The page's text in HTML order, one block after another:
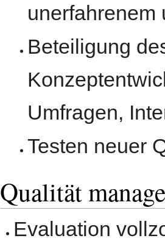
unerfahrenem
Beteiligung
Umfragen,
Testen neuer
Qualität
Evaluation